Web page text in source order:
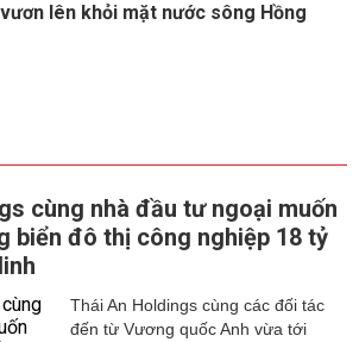
lên khỏi mặt nước sông Hồng
cùng nhà đầu tư ngoại muốn
biển đô thị công nghiệp 18 tỷ
Thái An Holdings cùng các đối tác
đến từ Vương quốc Anh vừa tới